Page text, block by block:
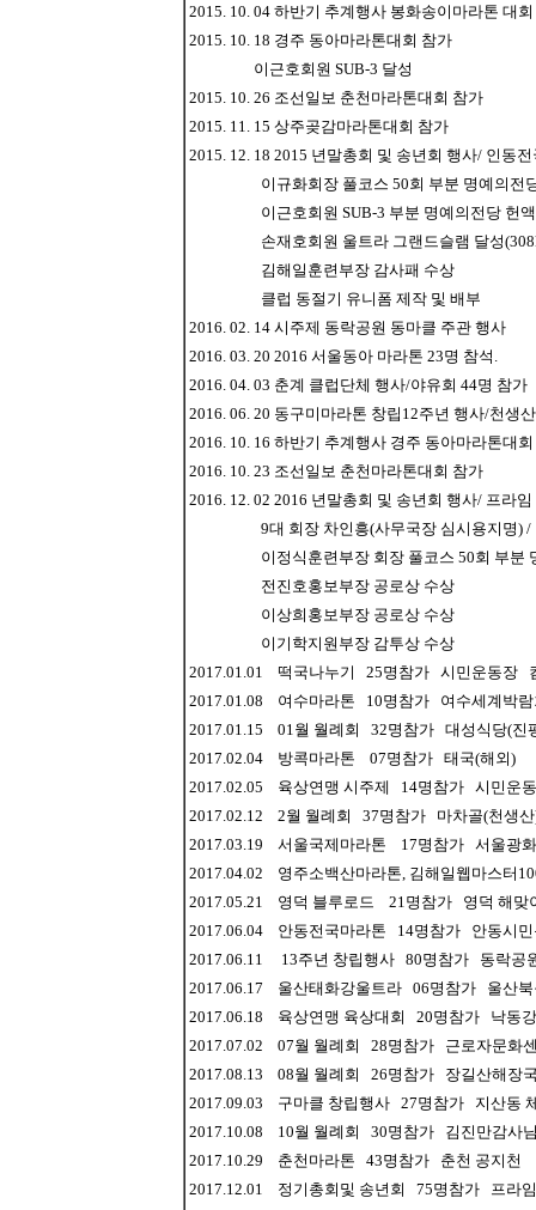
2015. 10. 04 하반기 추계행사 봉화송이마라톤 대
2015. 10. 18 경주 동아마라톤대회 참가
이근호회원 SUB-3 달성
2015. 10. 26 조선일보 춘천마라톤대회 참가
2015. 11. 15 상주곶감마라톤대회 참가
2015. 12. 18 2015 년말총회 및 송년회 행사/ 인동
이규화회장 풀코스 50회 부분 명예의전
이근호회원 SUB-3 부분 명예의전당 헌액
손재호회원 울트라 그랜드슬램 달성
김해일훈련부장 감사패 수상
클럽 동절기 유니폼 제작 및 배부
2016. 02. 14 시주제 동락공원 동마클 주관 행사
2016. 03. 20 2016 서울동아 마라톤 23명 참석.
2016. 04. 03 춘계 클럽단체 행사/야유회 44명 참가
2016. 06. 20 동구미마라톤 창립12주년 행사/천생
2016. 10. 16 하반기 추계행사 경주 동아마라톤대
2016. 10. 23 조선일보 춘천마라톤대회 참가
2016. 12. 02 2016 년말총회 및 송년회 행사/ 프라
9대 회장 차인흥(사무국장 심시용지명) /
이정식훈련부장 회장 풀코스 50회 부분 명
전진호홍보부장 공로상 수상
이상희홍보부장 공로상 수상
이기학지원부장 감투상 수상
2017.01.01 떡국나누기 25명참가 시민운동장
2017.01.08 여수마라톤 10명참가 여수세계박람
2017.01.15 01월 월례회 32명참가 대성식당(진
2017.02.04 방콕마라톤 07명참가 태국(해외)
2017.02.05 육상연맹 시주제 14명참가 시민운
2017.02.12 2월 월례회 37명참가 마차골(천생
2017.03.19 서울국제마라톤 17명참가 서울광
2017.04.02 영주소백산마라톤, 김해일웹마스터
2017.05.21 영덕 블루로드 21명참가 영덕 해맞
2017.06.04 안동전국마라톤 14명참가 안동시민
2017.06.11 13주년 창립행사 80명참가 동락공
2017.06.17 울산태화강울트라 06명참가 울산북
2017.06.18 육상연맹 육상대회 20명참가 낙동
2017.07.02 07월 월례회 28명참가 근로자문화
2017.08.13 08월 월례회 26명참가 장길산해장
2017.09.03 구마클 창립행사 27명참가 지산동
2017.10.08 10월 월례회 30명참가 김진만감사
2017.10.29 춘천마라톤 43명참가 춘천 공지천
2017.12.01 정기총회및 송년회 75명참가 프라